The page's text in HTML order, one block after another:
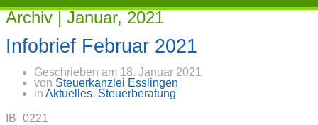
Archiv | Januar, 2021
Infobrief Februar 2021
Geschrieben am 18. Januar 2021
von Steuerkanzlei Esslingen
in Aktuelles, Steuerberatung
IB_0221